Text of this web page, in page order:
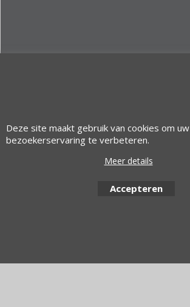
© 1997 Alfacom Benelux | Design by:
Deze site maakt gebruik van cookies om uw
bezoekerservaring te verbeteren.
Meer details
Accepteren